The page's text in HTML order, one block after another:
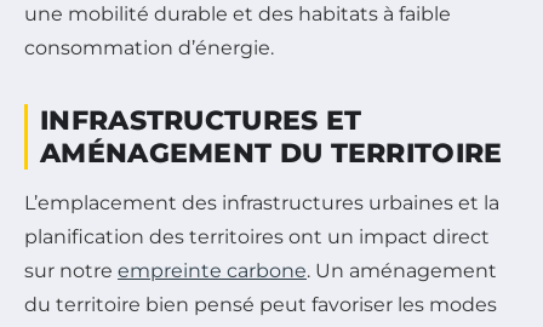
une mobilité durable et des habitats à faible
consommation d’énergie.
INFRASTRUCTURES ET
AMÉNAGEMENT DU TERRITOIRE
L’emplacement des infrastructures urbaines et la
planification des territoires ont un impact direct
sur notre empreinte carbone. Un aménagement
du territoire bien pensé peut favoriser les modes